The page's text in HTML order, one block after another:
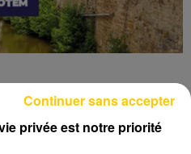
privée est notre priorité
Continuer sans accepter